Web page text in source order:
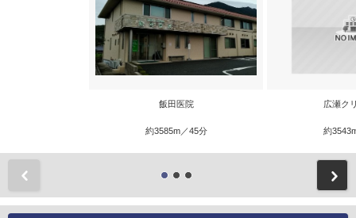
飯田医院
約3585m／45分
広瀬ク
約